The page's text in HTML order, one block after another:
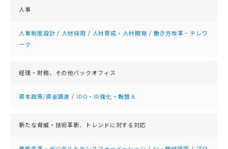
人事
人事制度設計/ 人材採用 / 人材育成・人材開発/働き方改革・テレワ
ーク
経理・財務、 その他バックオフィス
資本政策/資金調達 / IPO・IR強化・鞍替え
新たな脅威・技術革新、 トレンドに対する対応